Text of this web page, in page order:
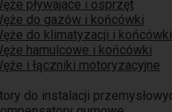
pływajace i osprzęt
do gazów i końcówki
do klimatyzacji i końcówki
hamulcowe i końcówki
i łączniki motoryzacyjne